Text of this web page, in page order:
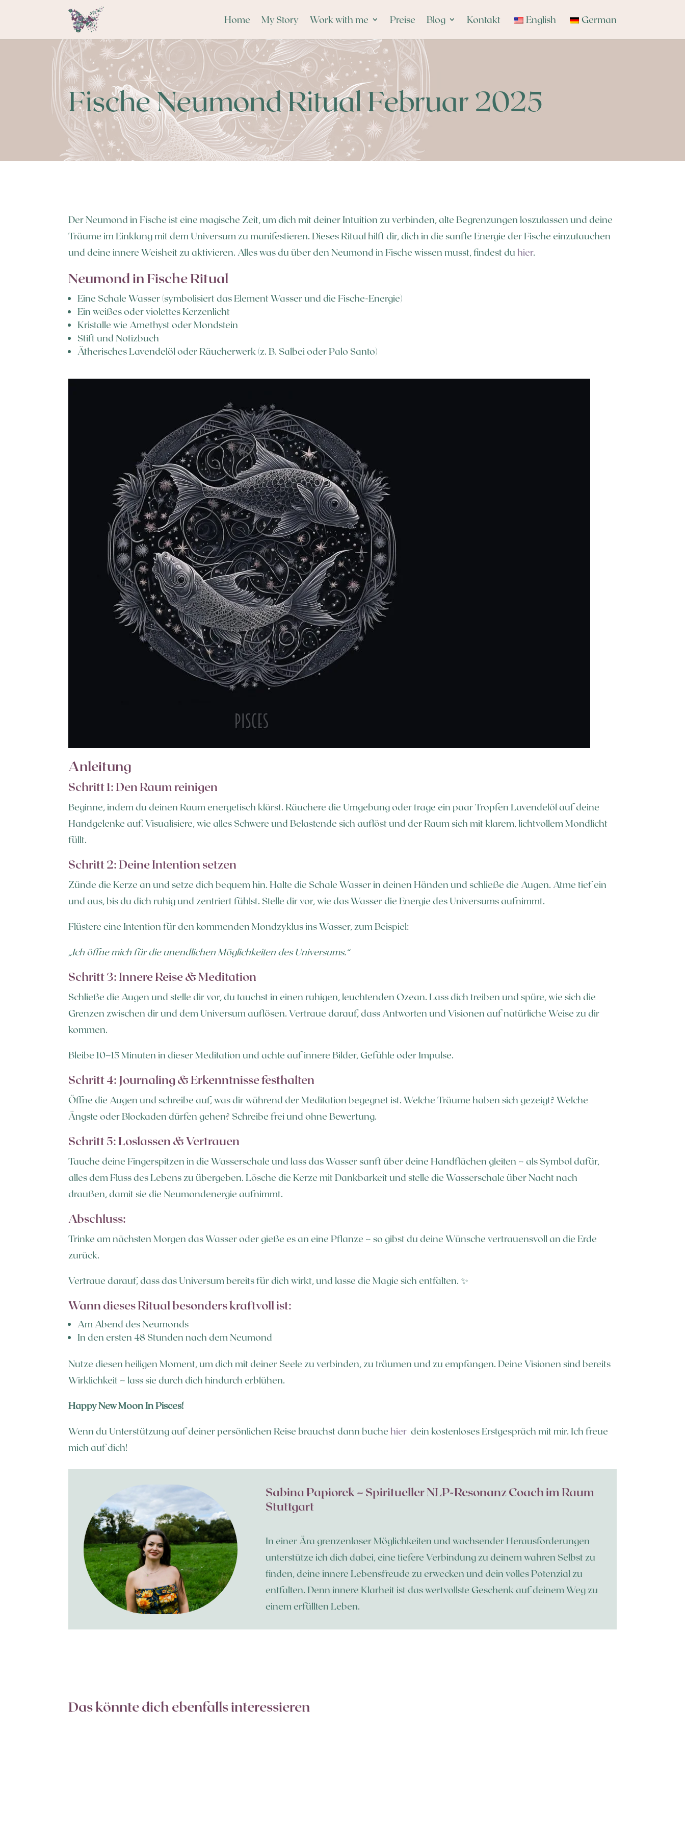
Home My Story Work with me Preise Blog Kontakt English German
Fische Neumond Ritual Februar 2025
Der Neumond in Fische ist eine magische Zeit, um dich mit deiner Intuition zu verbinden, alte Begrenzungen loszulassen und deine
Träume im Einklang mit dem Universum zu manifestieren. Dieses Ritual hilft dir, dich in die sanfte Energie der Fische einzutauchen
und deine innere Weisheit zu aktivieren. Alles was du über den Neumond in Fische wissen musst, findest duhier.
Neumond in Fische Ritual
Eine Schale Wasser (symbolisiert das Element Wasser und die Fische-Energie)
Ein weißes oder violettes Kerzenlicht
Kristalle wie Amethyst oder Mondstein
Stift und Notizbuch
Ätherisches Lavendelöl oder Räucherwerk (z. B. Salbei oder Palo Santo)
Anleitung
Schritt 1: Den Raum reinigen
Beginne, indem du deinen Raum energetisch klärst. Räuchere die Umgebung oder trage ein paar Tropfen Lavendelöl auf deine
Handgelenke auf. Visualisiere, wie alles Schwere und Belastende sich auflöst und der Raum sich mit klarem, lichtvollem Mondlicht
füllt.
Schritt 2: Deine Intention setzen
Zünde die Kerze an und setze dich bequem hin. Halte die Schale Wasser in deinen Händen und schließe die Augen. Atme tief ein
und aus, bis du dich ruhig und zentriert fühlst. Stelle dir vor, wie das Wasser die Energie des Universums aufnimmt.
Flüstere eine Intention für den kommenden Mondzyklus ins Wasser, zum Beispiel:
„Ich öffne mich für die unendlichen Möglichkeiten des Universums.“
Schritt 3: Innere Reise & Meditation
Schließe die Augen und stelle dir vor, du tauchst in einen ruhigen, leuchtenden Ozean. Lass dich treiben und spüre, wie sich die
Grenzen zwischen dir und dem Universum auflösen. Vertraue darauf, dass Antworten und Visionen auf natürliche Weise zu dir
kommen.
Bleibe 10–15 Minuten in dieser Meditation und achte auf innere Bilder, Gefühle oder Impulse.
Schritt 4: Journaling & Erkenntnisse festhalten
Öffne die Augen und schreibe auf, was dir während der Meditation begegnet ist. Welche Träume haben sich gezeigt? Welche
Ängste oder Blockaden dürfen gehen? Schreibe frei und ohne Bewertung.
Schritt 5: Loslassen & Vertrauen
Tauche deine Fingerspitzen in die Wasserschale und lass das Wasser sanft über deine Handflächen gleiten – als Symbol dafür,
alles dem Fluss des Lebens zu übergeben. Lösche die Kerze mit Dankbarkeit und stelle die Wasserschale über Nacht nach
draußen, damit sie die Neumondenergie aufnimmt.
Abschluss:
Trinke am nächsten Morgen das Wasser oder gieße es an eine Pflanze – so gibst du deine Wünsche vertrauensvoll an die Erde
zurück.
Vertraue darauf, dass das Universum bereits für dich wirkt, und lasse die Magie sich entfalten. ✨
Wann dieses Ritual besonders kraftvoll ist:
Am Abend des Neumonds
In den ersten 48 Stunden nach dem Neumond
Nutze diesen heiligen Moment, um dich mit deiner Seele zu verbinden, zu träumen und zu empfangen. Deine Visionen sind bereits
Wirklichkeit – lass sie durch dich hindurch erblühen.
Happy New Moon In Pisces!
Wenn du Unterstützung auf deiner persönlichen Reise brauchst dann buchehier dein kostenloses Erstgespräch mit mir. Ich freue
mich auf dich!
Sabina Papiorek – Spiritueller NLP-Resonanz Coach im Raum
Stuttgart
In einer Ära grenzenloser Möglichkeiten und wachsender Herausforderungen
unterstütze ich dich dabei, eine tiefere Verbindung zu deinem wahren Selbst zu
finden, deine innere Lebensfreude zu erwecken und dein volles Potenzial zu
entfalten. Denn innere Klarheit ist das wertvollste Geschenk auf deinem Weg zu
einem erfüllten Leben.
Das könnte dich ebenfalls interessieren